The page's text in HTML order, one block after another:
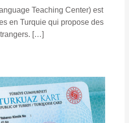
Teaching Center) est
en Turquie qui propose des
[…]